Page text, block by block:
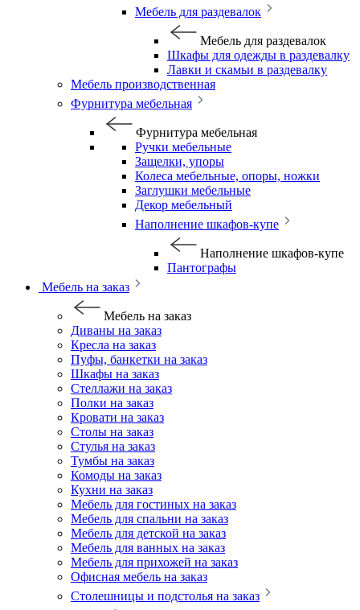
Мебель для раздевалок
Мебель для раздевалок
Шкафы для одежды в раздевалку
Лавки и скамьи в раздевалку
Мебель производственная
Фурнитура мебельная
Фурнитура мебельная
Ручки мебельные
Защелки, упоры
Колеса мебельные, опоры, ножки
Заглушки мебельные
Декор мебельный
Наполнение шкафов-купе
Наполнение шкафов-купе
Пантографы
Мебель на заказ
Мебель на заказ
Диваны на заказ
Кресла на заказ
Пуфы, банкетки на заказ
Шкафы на заказ
Стеллажи на заказ
Полки на заказ
Кровати на заказ
Столы на заказ
Стулья на заказ
Тумбы на заказ
Комоды на заказ
Кухни на заказ
Мебель для гостиных на заказ
Мебель для спальни на заказ
Мебель для детской на заказ
Мебель для ванных на заказ
Мебель для прихожей на заказ
Офисная мебель на заказ
Столешницы и подстолья на заказ